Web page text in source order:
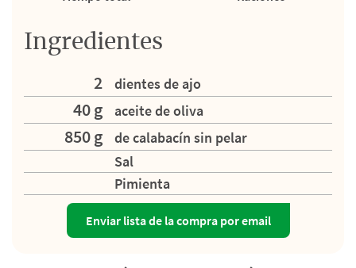
Ingredientes
2
dientes de ajo
40 g aceite de oliva
850 g
de calabacín sin pelar
Sal
Pimienta
Enviar lista de la compra por email